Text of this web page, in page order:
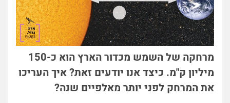
מרחקה של השמש מכדור הארץ הוא כ-150
מיליון ק"מ. כיצד אנו יודעים זאת? איך העריכו
את המרחק לפני יותר מאלפיים שנה?